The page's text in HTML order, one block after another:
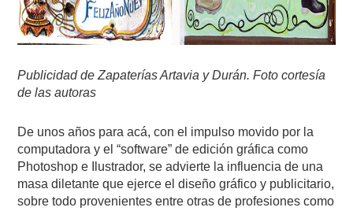
Publicidad de Zapaterías Artavia y Durán. Foto cortesía
de las autoras
De unos años para acá, con el impulso movido por la
computadora y el “software” de edición gráfica como
Photoshop e Ilustrador, se advierte la influencia de una
masa diletante que ejerce el diseño gráfico y publicitario,
sobre todo provenientes entre otras de profesiones como